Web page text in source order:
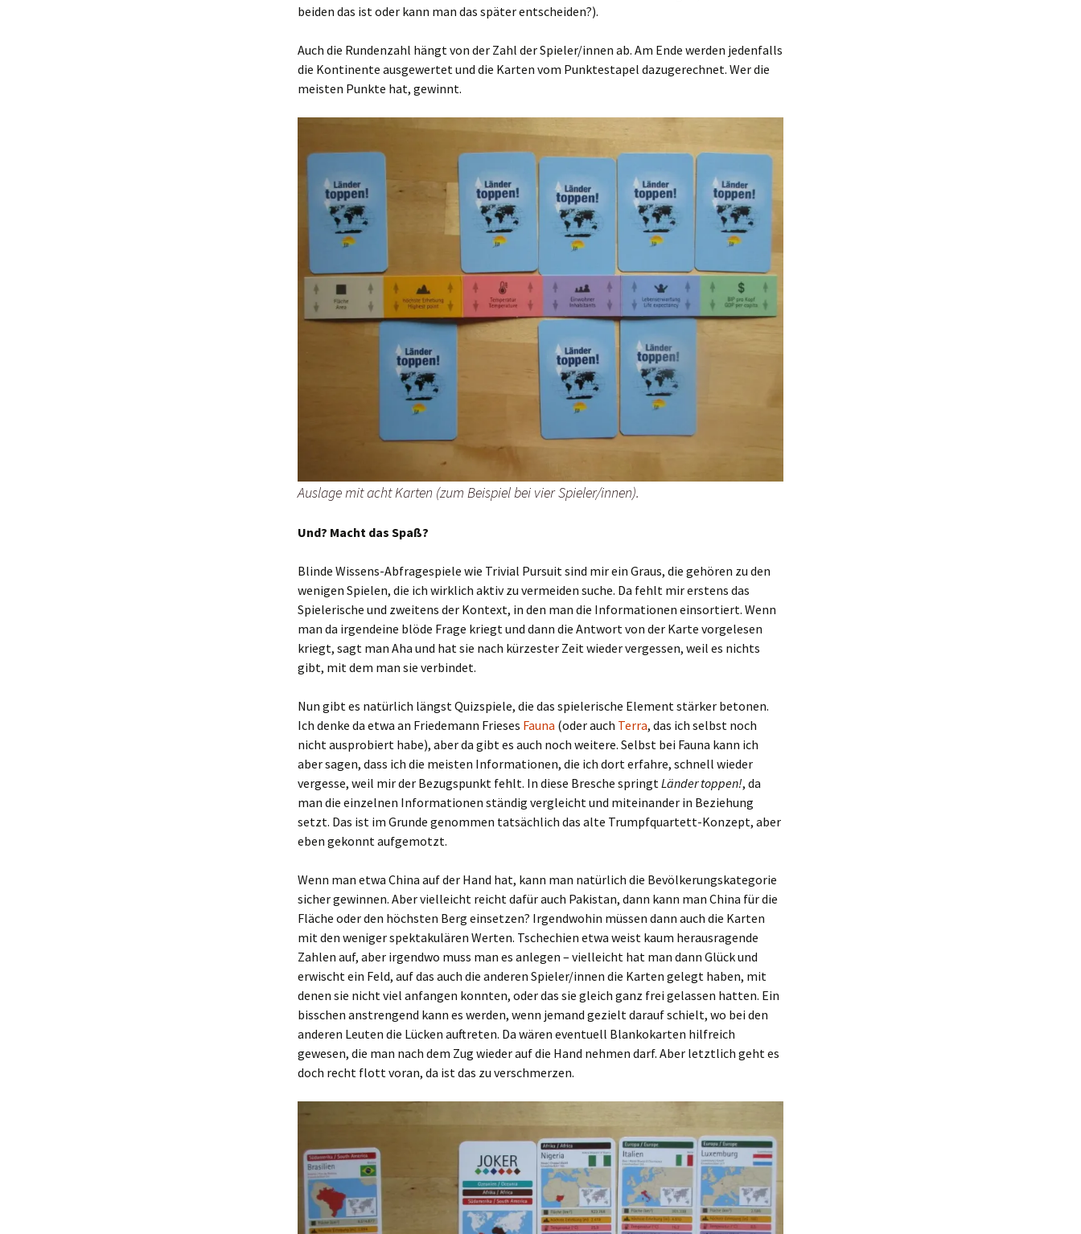
beiden das ist oder kann man das später entscheiden?).
Auch die Rundenzahl hängt von der Zahl der Spieler/innen ab. Am Ende werden jedenfalls
die Kontinente ausgewertet und die Karten vom Punktestapel dazugerechnet. Wer die
meisten Punkte hat, gewinnt.
Auslage mit acht Karten (zum Beispiel bei vier Spieler/innen).
Und? Macht das Spaß?
Blinde Wissens-Abfragespiele wie Trivial Pursuit sind mir ein Graus, die gehören zu den
wenigen Spielen, die ich wirklich aktiv zu vermeiden suche. Da fehlt mir erstens das
Spielerische und zweitens der Kontext, in den man die Informationen einsortiert. Wenn
man da irgendeine blöde Frage kriegt und dann die Antwort von der Karte vorgelesen
kriegt, sagt man Aha und hat sie nach kürzester Zeit wieder vergessen, weil es nichts
gibt, mit dem man sie verbindet.
Nun gibt es natürlich längst Quizspiele, die das spielerische Element stärker betonen.
Ich denke da etwa an Friedemann Frieses Fauna (oder auch Terra, das ich selbst noch
nicht ausprobiert habe), aber da gibt es auch noch weitere. Selbst bei Fauna kann ich
aber sagen, dass ich die meisten Informationen, die ich dort erfahre, schnell wieder
vergesse, weil mir der Bezugspunkt fehlt. In diese Bresche springtLänder toppen!, da
man die einzelnen Informationen ständig vergleicht und miteinander in Beziehung
setzt. Das ist im Grunde genommen tatsächlich das alte Trumpfquartett-Konzept, aber
eben gekonnt aufgemotzt.
Wenn man etwa China auf der Hand hat, kann man natürlich die Bevölkerungskategorie
sicher gewinnen. Aber vielleicht reicht dafür auch Pakistan, dann kann man China für die
Fläche oder den höchsten Berg einsetzen? Irgendwohin müssen dann auch die Karten
mit den weniger spektakulären Werten. Tschechien etwa weist kaum herausragende
Zahlen auf, aber irgendwo muss man es anlegen – vielleicht hat man dann Glück und
erwischt ein Feld, auf das auch die anderen Spieler/innen die Karten gelegt haben, mit
denen sie nicht viel anfangen konnten, oder das sie gleich ganz frei gelassen hatten. Ein
bisschen anstrengend kann es werden, wenn jemand gezielt darauf schielt, wo bei den
anderen Leuten die Lücken auftreten. Da wären eventuell Blankokarten hilfreich
gewesen, die man nach dem Zug wieder auf die Hand nehmen darf. Aber letztlich geht es
doch recht flott voran, da ist das zu verschmerzen.